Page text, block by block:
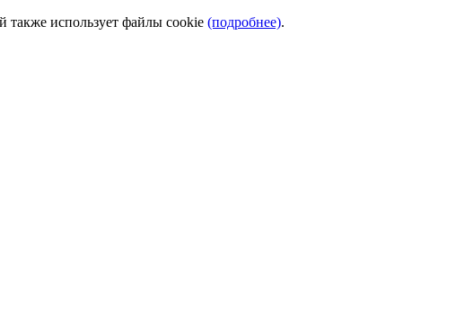
также использует файлы cookie (подробнее).